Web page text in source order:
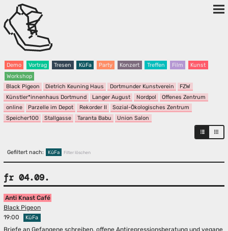
Demo Vortrag Tresen KüFa Party Konzert Treffen Film
Kunst
Workshop
Black Pigeon
Dietrich Keuning Haus Dortmunder Kunstverein
FZW
Künstler*innenhaus Dortmund
Langer August Nordpol
Offenes Zentrum
online
Parzelle im Depot Rekorder II
Sozial-Ökologisches Zentrum
Speicher100
Stallgasse Taranta Babu Union Salon
Gefiltert nach: KüFa Filter löschen
fr 04.09.
Anti Knast Café
Black Pigeon
19:00
KüFa
Briefe an Gefangene schreiben, offene Antirepressionsberatung und vegane